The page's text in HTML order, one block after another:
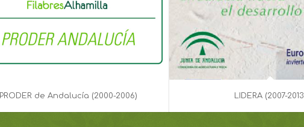
PRODER de Andalucía (2000-2006) LIDERA (2007-